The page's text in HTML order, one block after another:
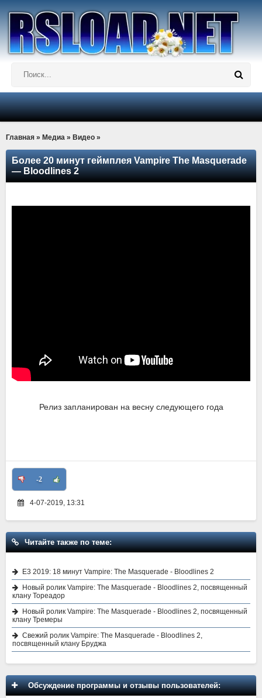
Главная » Медиа » Видео »
Более 20 минут геймплея Vampire The Masquerade
— Bloodlines 2
Релиз запланирован на весну следующего года
-2
4-07-2019, 13:31
Читайте также по теме:
E3 2019: 18 минут Vampire: The Masquerade - Bloodlines 2
Новый ролик Vampire: The Masquerade - Bloodlines 2, посвященный
клану Тореадор
Новый ролик Vampire: The Masquerade - Bloodlines 2, посвященный
клану Тремеры
Свежий ролик Vampire: The Masquerade - Bloodlines 2,
посвященный клану Бруджа
Обсуждение программы и отзывы пользователей: